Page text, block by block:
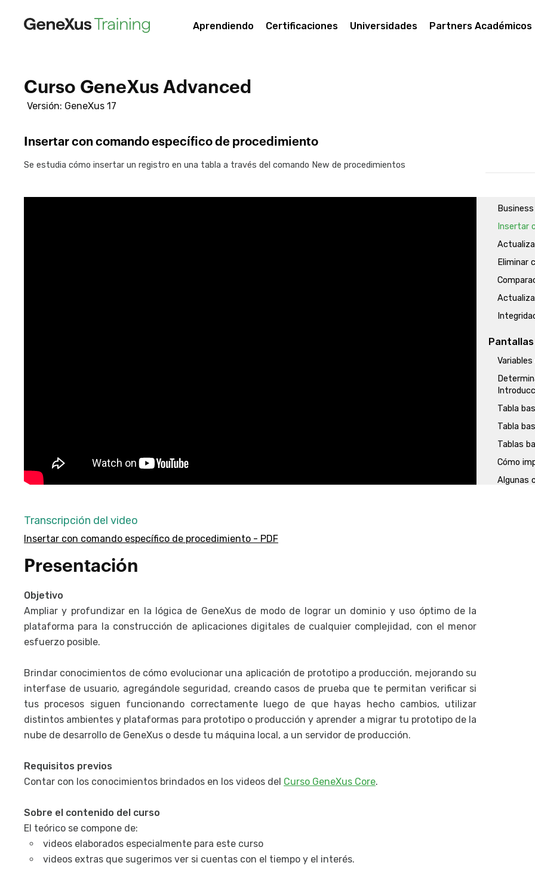
Aprendiendo Certificaciones Universidades Partners Académicos
Versión: GeneXus 17
Curso GeneXus Advanced
Insertar con comando específico de procedimiento
Se estudia cómo insertar un registro en una tabla a través del comando New de procedimientos
Más
Insertar
Eliminar
Pantallas
Tabla
Tabla
Tablas
Cómo
Algunas
Diseño
Cómo
Insertar con comando específico de procedimiento - PDF
Transcripción del video
Presentación
Objetivo
Ampliar y profundizar en la lógica de GeneXus de modo de lograr un dominio y uso óptimo de la
plataforma para la construcción de aplicaciones digitales de cualquier complejidad, con el menor
esfuerzo posible.
Brindar conocimientos de cómo evolucionar una aplicación de prototipo a producción, mejorando su
interfase de usuario, agregándole seguridad, creando casos de prueba que te permitan verificar si
tus procesos siguen funcionando correctamente luego de que hayas hecho cambios, utilizar
distintos ambientes y plataformas para prototipo o producción y aprender a migrar tu prototipo de la
nube de desarrollo de GeneXus o desde tu máquina local, a un servidor de producción.
Requisitos previos
Contar con los conocimientos brindados en los videos del Curso GeneXus Core.
Sobre el contenido del curso
El teórico se compone de:
videos elaborados especialmente para este curso
videos extras que sugerimos ver si cuentas con el tiempo y el interés.